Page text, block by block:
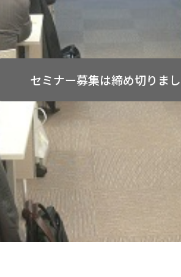
セミナー募集は締め切りま